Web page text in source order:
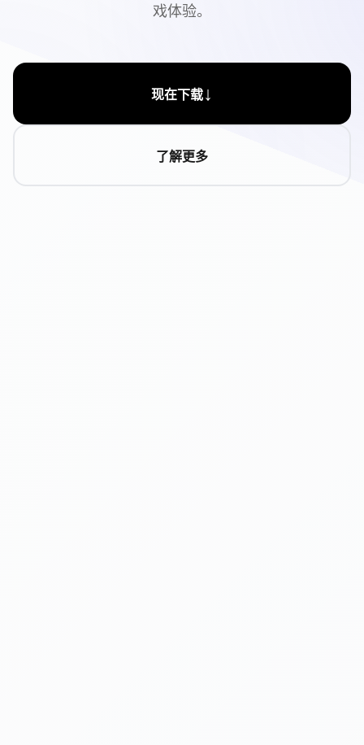
戏体验。
现在下载↓
了解更多